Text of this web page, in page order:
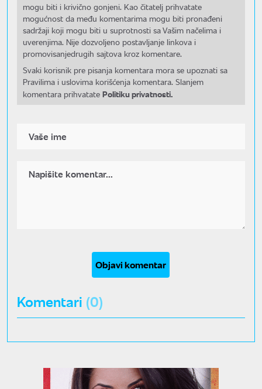
mogu biti i krivično gonjeni. Kao čitatelj prihvatate
mogućnost da među komentarima mogu biti pronađeni
sadržaji koji mogu biti u suprotnosti sa Vašim načelima i
uverenjima. Nije dozvoljeno postavljanje linkova i
promovisanjedrugih sajtova kroz komentare.
Svaki korisnik pre pisanja komentara mora se upoznati sa
Pravilima i uslovima korišćenja komentara. Slanjem
komentara prihvatate Politiku privatnosti.
Objavi komentar
Komentari (0)